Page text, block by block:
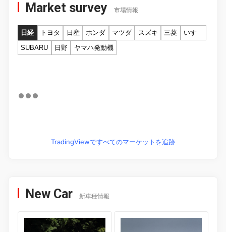
Market survey 市場情報
日経 トヨタ 日産 ホンダ マツダ スズキ 三菱
いすゞ
SUBARU
日野 ヤマハ発動機
TradingViewですべてのマーケットを追跡
New Car 新車種情報